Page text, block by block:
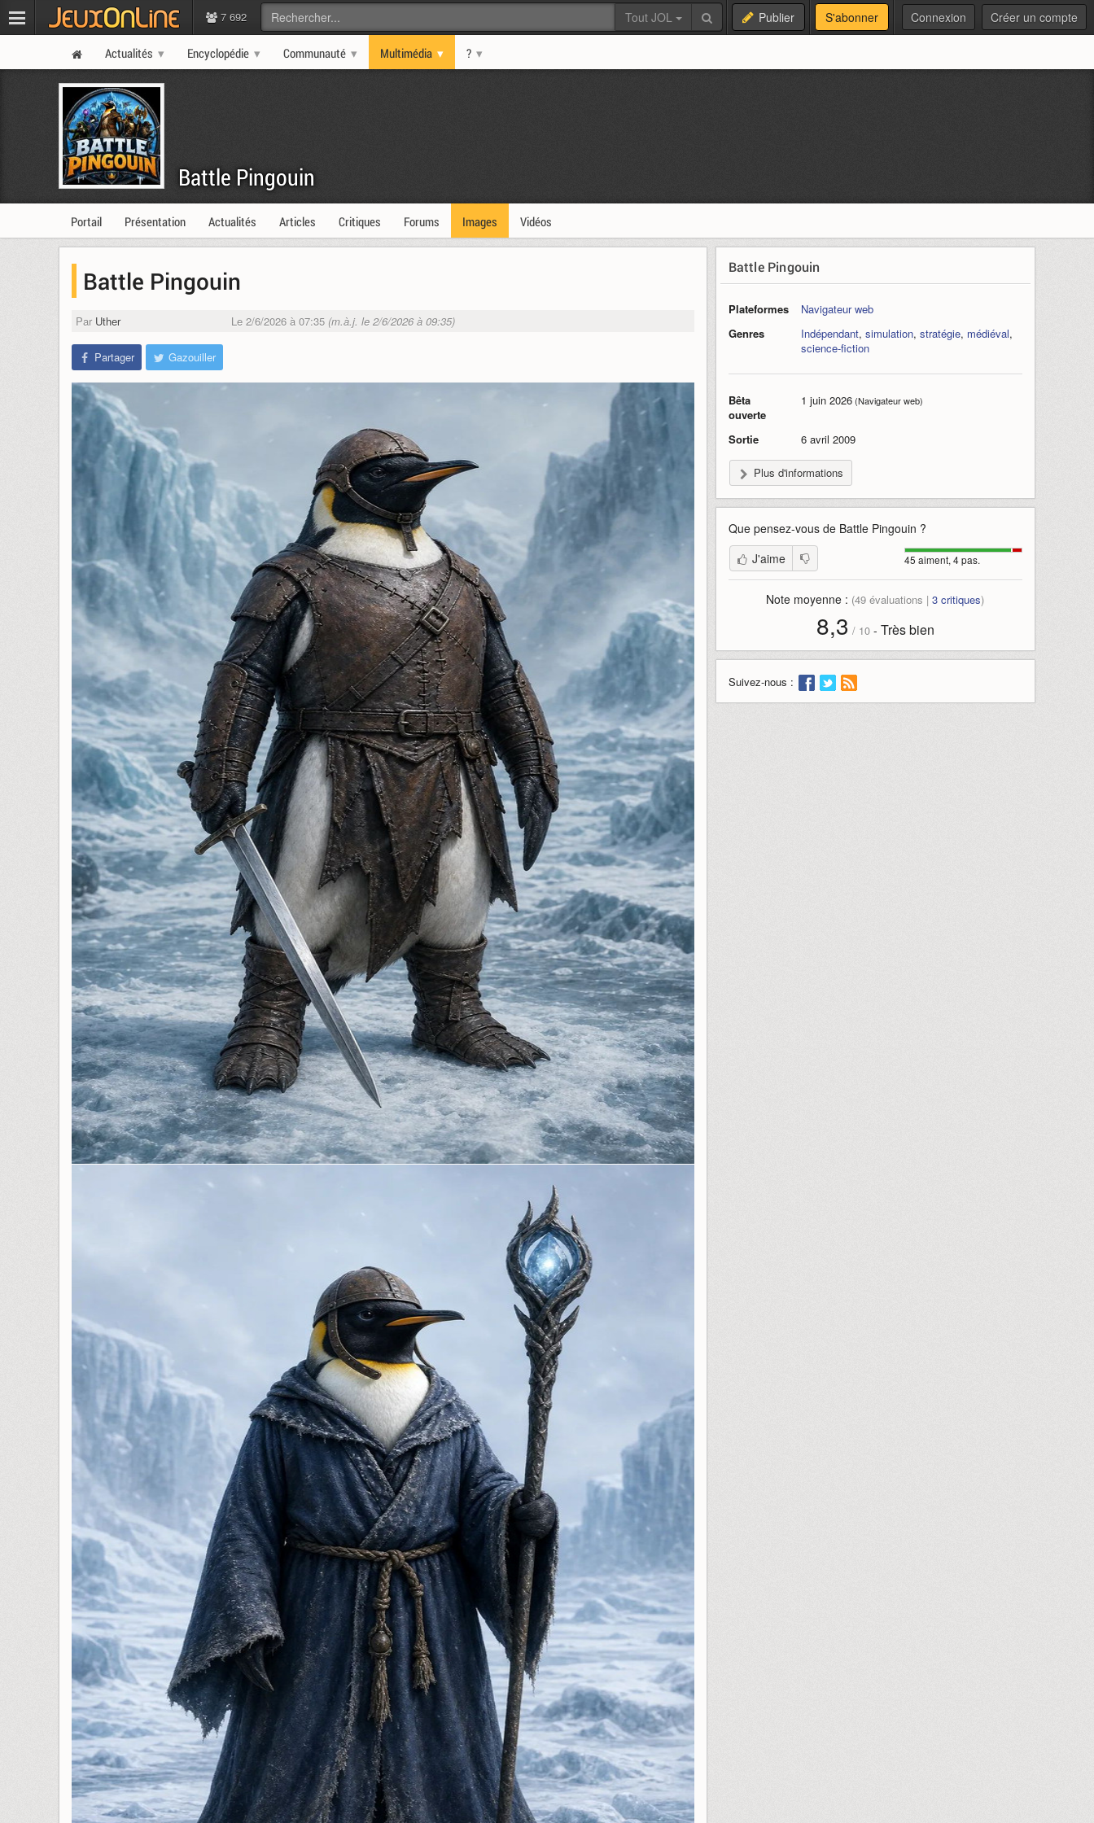
7 692 Tout JOL Publier S'abonner Connexion Créer un compte
Actualités Encyclopédie Communauté Multimédia ?
Battle Pingouin
Portail Présentation Actualités Articles Critiques Forums Images Vidéos
Battle Pingouin
Par Uther Le 2/6/2026 à 07:35 (m.à.j. le 2/6/2026 à 09:35)
Partager Gazouiller
Battle Pingouin
Plateformes
Navigateur web
Genres
Indépendant, simulation, stratégie, médiéval,
science-fiction
Bêta
ouverte
1 juin 2026(Navigateur web)
Sortie 6 avril 2009
Plus d'informations
Que pensez-vous de Battle Pingouin ?
45 aiment, 4 pas.
J'aime
Note moyenne : (49 évaluations |3 critiques)
8,3 / 10- Très bien
Suivez-nous :